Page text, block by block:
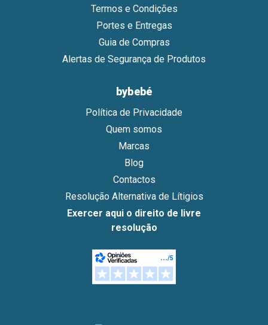
Termos e Condições
Portes e Entregas
Guia de Compras
Alertas de Segurança de Produtos
bybebé
Política de Privacidade
Quem somos
Marcas
Blog
Contactos
Resolução Alternativa de Lítigios
Exercer aqui o direito de livre
resolução